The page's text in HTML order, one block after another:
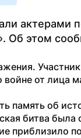
актерами
Об этом
от лица
память об
битва
приблизило